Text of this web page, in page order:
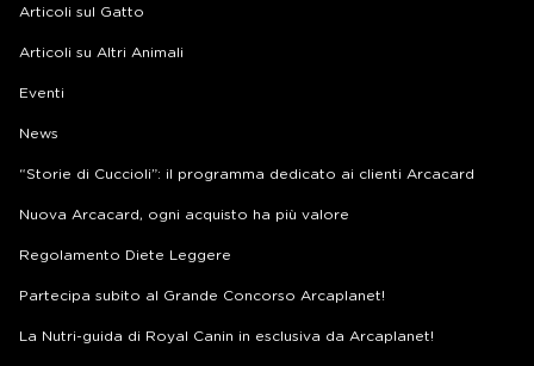
Articoli sul Gatto
Articoli su Altri Animali
Eventi
News
“Storie di Cuccioli”: il programma dedicato ai clienti Arcacard
Nuova Arcacard, ogni acquisto ha più valore
Regolamento Diete Leggere
Partecipa subito al Grande Concorso Arcaplanet!
La Nutri-guida di Royal Canin in esclusiva da Arcaplanet!